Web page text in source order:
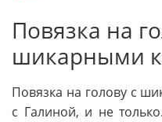
Повязка на
шикарными
Повязка на голову с
с Галиной, и не